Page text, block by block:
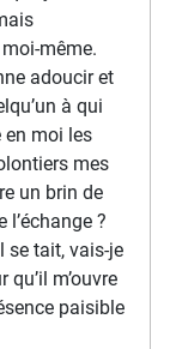
même.
adoucir et
à qui
en moi les
mes
un brin de
l’échange ?
se tait, vais-je
m’ouvre
paisible